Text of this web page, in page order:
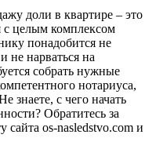
доли в квартире – это
с целым комплексом
понадобится не
не нарваться на
собрать нужные
нотариуса,
знаете, с чего начать
Обратитесь за
сайта os-nasledstvo.com и